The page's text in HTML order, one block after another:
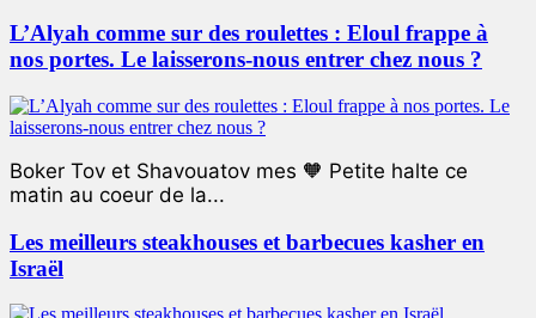
L’Alyah comme sur des roulettes : Eloul frappe à
nos portes. Le laisserons-nous entrer chez nous ?
Boker Tov et Shavouatov mes 🧡 Petite halte ce
matin au coeur de la...
Les meilleurs steakhouses et barbecues kasher en
Israël